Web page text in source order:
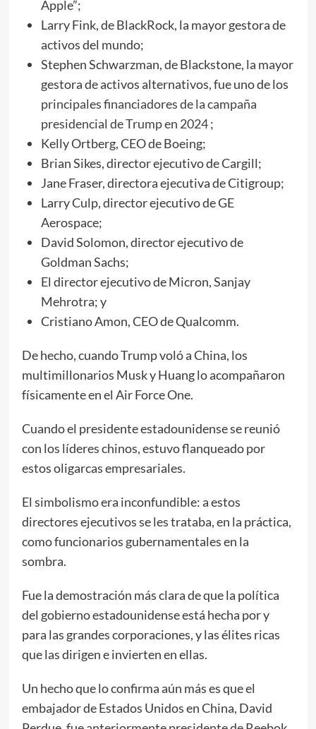
Apple”;
Larry Fink, de BlackRock, la mayor gestora de
activos del mundo;
Stephen Schwarzman, de Blackstone, la mayor
gestora de activos alternativos, fue uno de los
principales financiadores de la campaña
presidencial de Trump en 2024;
Kelly Ortberg, CEO de Boeing;
Brian Sikes, director ejecutivo de Cargill;
Jane Fraser, directora ejecutiva de Citigroup;
Larry Culp, director ejecutivo de GE
Aerospace;
David Solomon, director ejecutivo de
Goldman Sachs;
El director ejecutivo de Micron, Sanjay
Mehrotra; y
Cristiano Amon, CEO de Qualcomm.
De hecho, cuando Trump voló a China, los
multimillonarios Musk y Huang lo acompañaron
físicamente en el Air Force One.
Cuando el presidente estadounidense se reunió
con los líderes chinos, estuvo flanqueado por
estos oligarcas empresariales.
El simbolismo era inconfundible: a estos
directores ejecutivos se les trataba, en la práctica,
como funcionarios gubernamentales en la
sombra.
Fue la demostración más clara de que la política
del gobierno estadounidense está hecha por y
para las grandes corporaciones, y las élites ricas
que las dirigen e invierten en ellas.
Un hecho que lo confirma aún más es que el
embajador de Estados Unidos en China, David